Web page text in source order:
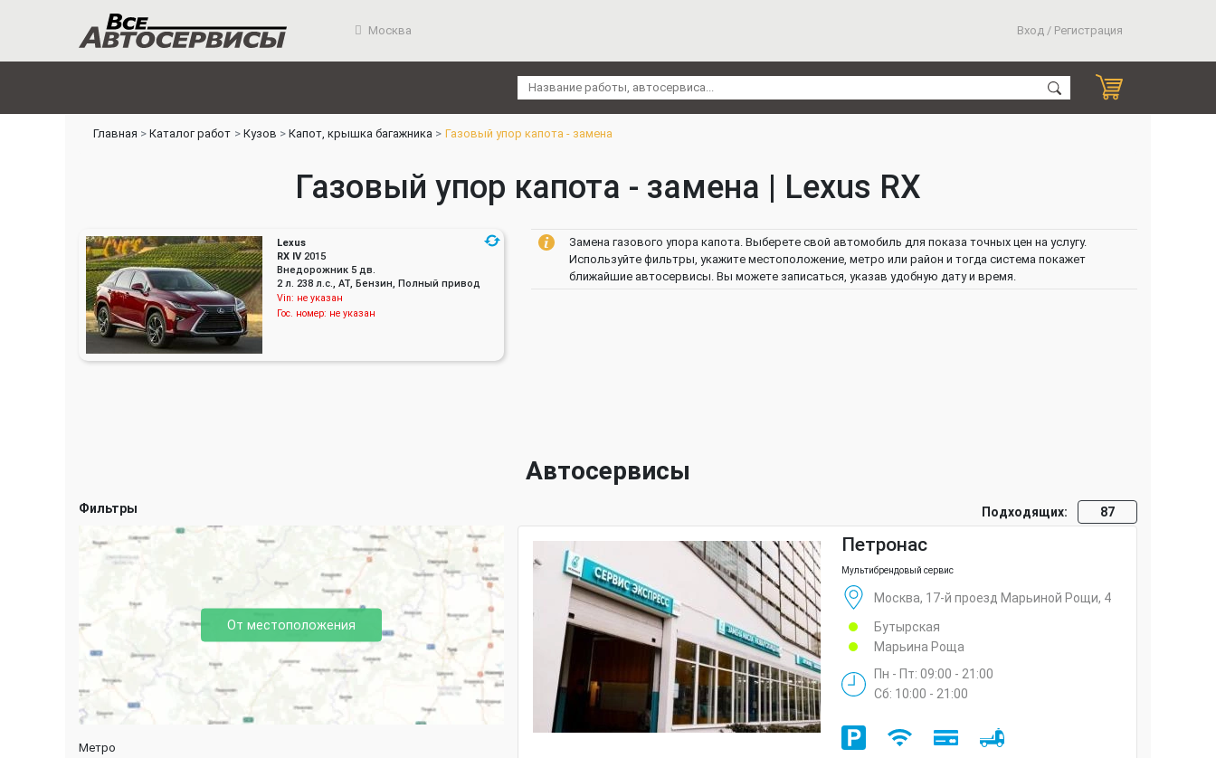
Москва Вход / Регистрация
Главная Каталог работ Кузов Капот, крышка багажника Газовый упор капота - замена
Газовый упор капота - замена | Lexus RX
Lexus
RX IV 2015
Внедорожник 5 дв.
2 л. 238 л.с., AT, Бензин, Полный привод
Vin: не указан
Гос. номер: не указан
Замена газового упора капота. Выберете свой автомобиль для показа точных цен на услугу.
Используйте фильтры, укажите местоположение, метро или район и тогда система покажет
ближайшие автосервисы. Вы можете записаться, указав удобную дату и время.
Автосервисы
Фильтры
От местоположения
Метро
Подходящих: 87
Петронас
Мультибрендовый сервис
Москва, 17-й проезд Марьиной Рощи, 4
Бутырская
Марьина Роща
Пн - Пт: 09:00 - 21:00
Сб: 10:00 - 21:00